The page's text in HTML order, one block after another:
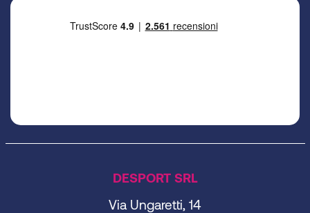
DESPORT SRL
Via Ungaretti, 14